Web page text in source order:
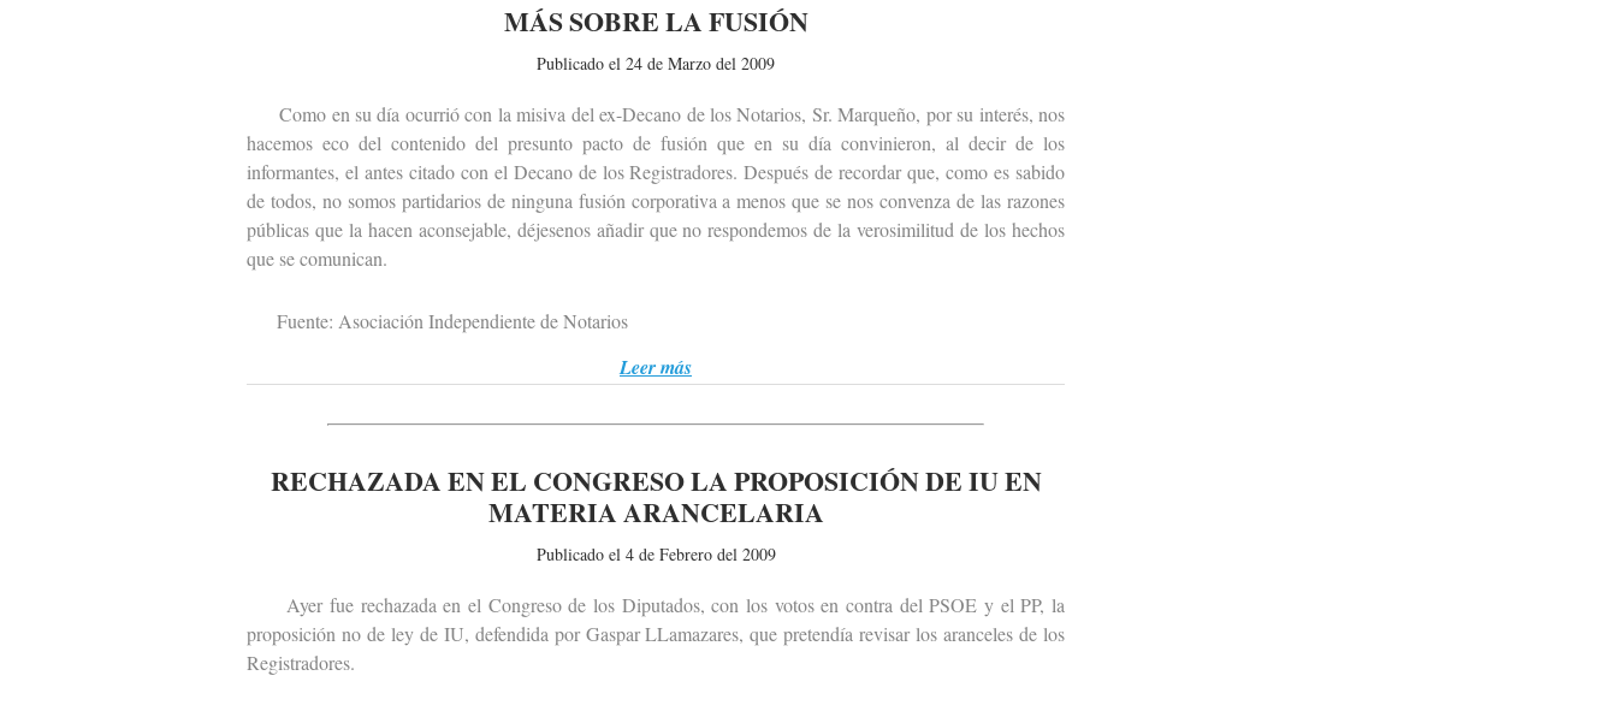
MÁS SOBRE LA FUSIÓN
Publicado el 24 de Marzo del 2009
Como en su día ocurrió con la misiva del ex-Decano de los Notarios, Sr. Marqueño, por su interés, nos
hacemos eco del contenido del presunto pacto de fusión que en su día convinieron, al decir de los
informantes, el antes citado con el Decano de los Registradores. Después de recordar que, como es sabido
de todos, no somos partidarios de ninguna fusión corporativa a menos que se nos convenza de las razones
públicas que la hacen aconsejable, déjesenos añadir que no respondemos de la verosimilitud de los hechos
que se comunican.
Fuente: Asociación Independiente de Notarios
Leer más
RECHAZADA EN EL CONGRESO LA PROPOSICIÓN DE IU EN
MATERIA ARANCELARIA
Publicado el 4 de Febrero del 2009
Ayer fue rechazada en el Congreso de los Diputados, con los votos en contra del PSOE y el PP, la
proposición no de ley de IU, defendida por Gaspar LLamazares, que pretendía revisar los aranceles de los
Registradores.